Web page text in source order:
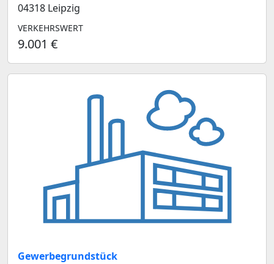
04318 Leipzig
VERKEHRSWERT
9.001 €
Gewerbegrundstück